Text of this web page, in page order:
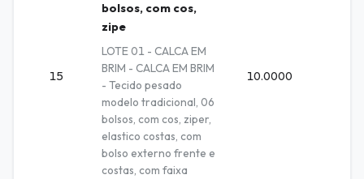
15
bolsos, com cos,
zipe
LOTE 01 - CALCA EM
BRIM - CALCA EM BRIM
- Tecido pesado
modelo tradicional, 06
bolsos, com cos, ziper,
elastico costas, com
bolso externo frente e
costas, com faixa
10.0000